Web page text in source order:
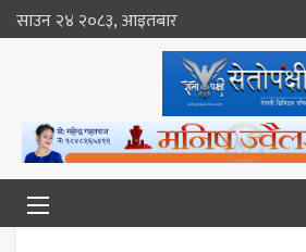
साउन २४ २०८३, आइतबार